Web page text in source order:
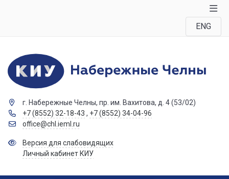
ENG
г. Набережные Челны, пр. им. Вахитова, д. 4 (53/02)
+7 (8552) 32-18-43 , +7 (8552) 34-04-96
office@chl.ieml.ru
Версия для слабовидящих
Личный кабинет КИУ